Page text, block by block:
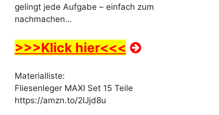
gelingt jede Aufgabe – einfach zum
nachmachen…
>>>Klick hier<<<
Materialliste:
Fliesenleger MAXI Set 15 Teile
https://amzn.to/2IJjd8u